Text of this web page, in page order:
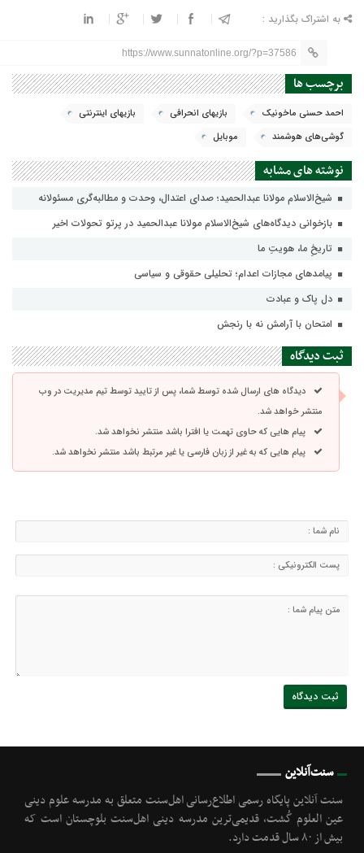
به اشتراک بگذارید :
https://www.sunnatonline.org/?p=37586
برچسب ها
احمد حسنی ماخونیک بازیهای انحرافی
بازیهای اینترنتی
گوشی‌های هوشمند
موبایل
نوشته های مشابه
شیخ‌الاسلام مولانا عبدالحمید؛ صدای اعتدال، وحدت و مطالبه‌گری مسئولانه
بازخوانی دیدگاه‌های شیخ‌الاسلام مولانا عبدالحمید در پرتو تحولات اخیر
تاریخِ ما، هویتِ ما
پيامدهاي مجازات اعدام؛ تحليلي حقوقي و سياسي
دل پاک و عبادت
امتحان با آرامش نه با رنجش
ثبت دیدگاه
دیدگاه های ارسال شده توسط شما، پس از تایید توسط تیم مدیریت در وب
منتشر خواهد شد.
پیام هایی که حاوی تهمت یا افترا باشد منتشر نخواهد شد.
پیام هایی که به غیر از زبان فارسی یا غیر مرتبط باشد منتشر نخواهد شد.
سنت‌آنلاین
سنت آنلاین پایگاه رسمی اطلاع‌رسانی اهل‌سنت متعلق به مدرسه علوم دینی
عین العلوم گُشت, قدیمی‌ترین مدرسه دینی اهل‌سنت بلوچستان است که
بیش از ۸۰ سال قدمت دارد.